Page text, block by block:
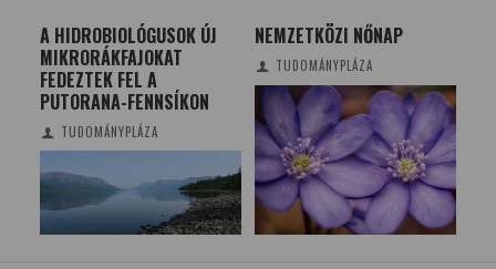
A HIDROBIOLÓGUSOK ÚJ
MIKRORÁKFAJOKAT
FEDEZTEK FEL A
PUTORANA-FENNSÍKON
TUDOMÁNYPLÁZA
NEMZETKÖZI NŐNAP
TUDOMÁNYPLÁZA